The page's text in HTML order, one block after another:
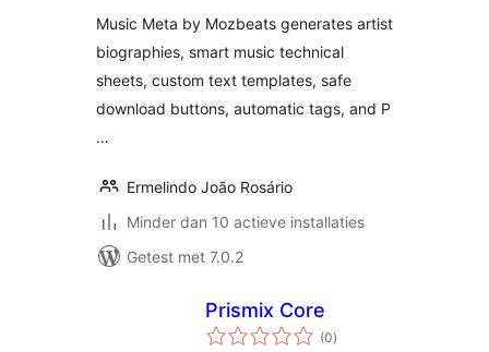
Music Meta by Mozbeats generates artist
biographies, smart music technical
sheets, custom text templates, safe
download buttons, automatic tags, and P
…
Ermelindo João Rosário
Minder dan 10 actieve installaties
Getest met 7.0.2
Prismix Core
(0totaal
waarderingen
)